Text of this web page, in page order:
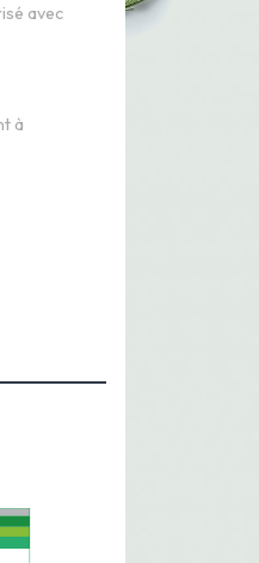
avec
à